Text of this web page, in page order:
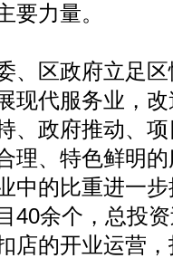
要力量。
区政府立足区
现代服务业，
、政府推动、
理、特色鲜明
中的比重进一
40余个，总投
店的开业运营